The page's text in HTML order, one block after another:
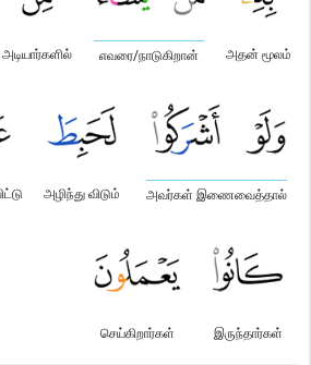
அதன் மூலம்
எவரை/நாடுகிறான்
அடியார்களில்
அவர்கள் இணைவைத்தால்
அழிந்து விடும்
இருந்தார்கள்
செய்கிறார்கள்